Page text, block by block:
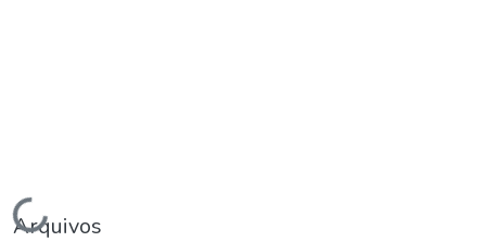
Carregando...
Arquivos